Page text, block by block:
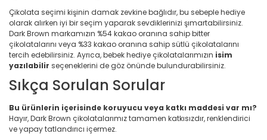
Çikolata seçimi kişinin damak zevkine bağlıdır, bu sebeple hediye
olarak alırken iyi bir seçim yaparak sevdiklerinizi şımartabilirsiniz.
Dark Brown markamızın %54 kakao oranına sahip bitter
çikolatalarını veya %33 kakao oranına sahip sütlü çikolatalarını
tercih edebilirsiniz. Ayrıca, bebek hediye çikolatalarımızın isim
yazılabilir seçeneklerini de göz önünde bulundurabilirsiniz.
Sıkça Sorulan Sorular
Bu ürünlerin içerisinde koruyucu veya katkı maddesi var mı?
Hayır, Dark Brown çikolatalarımız tamamen katkısızdır, renklendirici
ve yapay tatlandırıcı içermez.